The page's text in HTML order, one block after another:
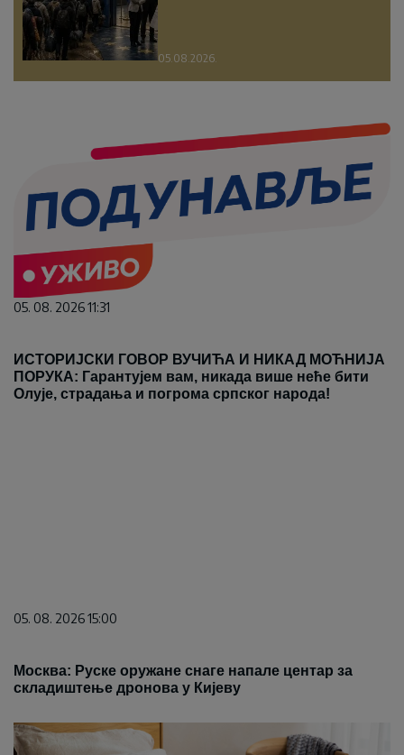
05.08.2026.
05. 08. 2026 11:31
ИСТОРИЈСКИ ГОВОР ВУЧИЋА И НИКАД МОЋНИЈА
ПОРУКА: Гарантујем вам, никада више неће бити
Олује, страдања и погрома српског народа!
05. 08. 2026 15:00
Москва: Руске оружане снаге напале центар за
складиштење дронова у Кијеву